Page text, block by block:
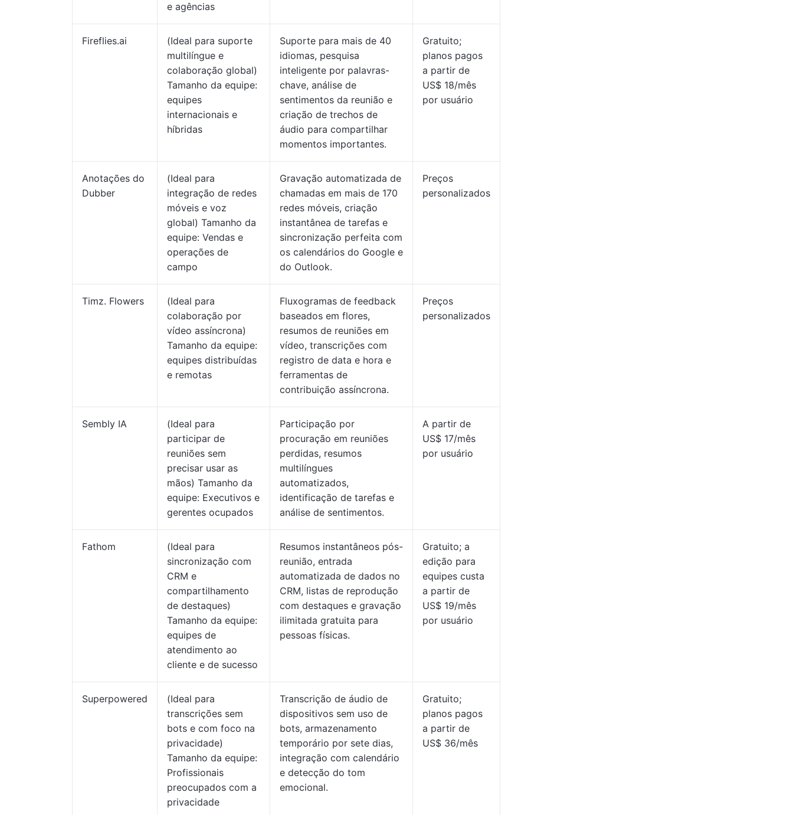
e agências
Fireflies.ai
(Ideal para suporte
multilíngue e
colaboração global)
Tamanho da equipe:
equipes
internacionais e
híbridas
Suporte para mais de 40
idiomas, pesquisa
inteligente por palavras-
chave, análise de
sentimentos da reunião e
criação de trechos de
áudio para compartilhar
momentos importantes.
Gratuito;
planos pagos
a partir de
US$ 18/mês
por usuário
Anotações do
Dubber
(Ideal para
integração de redes
móveis e voz
global) Tamanho da
equipe: Vendas e
operações de
campo
Gravação automatizada de
chamadas em mais de 170
redes móveis, criação
instantânea de tarefas e
sincronização perfeita com
os calendários do Google e
do Outlook.
Preços
personalizados
Timz. Flowers
(Ideal para
colaboração por
vídeo assíncrona)
Tamanho da equipe:
equipes distribuídas
e remotas
Fluxogramas de feedback
baseados em flores,
resumos de reuniões em
vídeo, transcrições com
registro de data e hora e
ferramentas de
contribuição assíncrona.
Preços
personalizados
Sembly IA
(Ideal para
participar de
reuniões sem
precisar usar as
mãos) Tamanho da
equipe: Executivos e
gerentes ocupados
Participação por
procuração em reuniões
perdidas, resumos
multilíngues
automatizados,
identificação de tarefas e
análise de sentimentos.
A partir de
US$ 17/mês
por usuário
Fathom
(Ideal para
sincronização com
CRM e
compartilhamento
de destaques)
Tamanho da equipe:
equipes de
atendimento ao
cliente e de sucesso
Resumos instantâneos pós-
reunião, entrada
automatizada de dados no
CRM, listas de reprodução
com destaques e gravação
ilimitada gratuita para
pessoas físicas.
Gratuito; a
edição para
equipes custa
a partir de
US$ 19/mês
por usuário
Superpowered
(Ideal para
transcrições sem
bots e com foco na
privacidade)
Tamanho da equipe:
Profissionais
preocupados com a
privacidade
Transcrição de áudio de
dispositivos sem uso de
bots, armazenamento
temporário por sete dias,
integração com calendário
e detecção do tom
emocional.
Gratuito;
planos pagos
a partir de
US$ 36/mês